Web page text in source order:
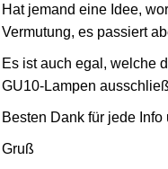
Hat jemand eine Idee,
Vermutung, es passiert
Es ist auch egal, welche
GU10-Lampen
Besten Dank für jede
Gruß